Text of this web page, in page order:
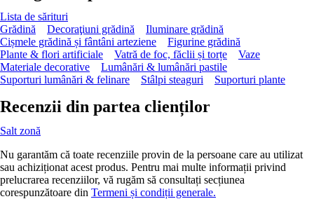
Lista de sărituri
Grădină
Decoraţiuni grădină
Iluminare grădină
Cișmele grădină și fântâni arteziene
Figurine grădină
Plante & flori artificiale
Vatră de foc, făclii și torțe
Vaze
Materiale decorative
Lumânări & lumânări pastile
Suporturi lumânări & felinare
Stâlpi steaguri Suporturi plante
Recenzii din partea clienților
Salt zonă
Nu garantăm că toate recenziile provin de la persoane care au utilizat
sau achiziționat acest produs. Pentru mai multe informații privind
prelucrarea recenziilor, vă rugăm să consultați secțiunea
corespunzătoare din Termeni și condiții generale.